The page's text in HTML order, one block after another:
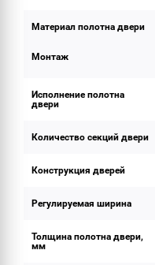
Материал полотна двери
Монтаж
Исполнение полотна
двери
Количество секций двери
Конструкция дверей
Регулируемая ширина
Толщина полотна двери,
мм